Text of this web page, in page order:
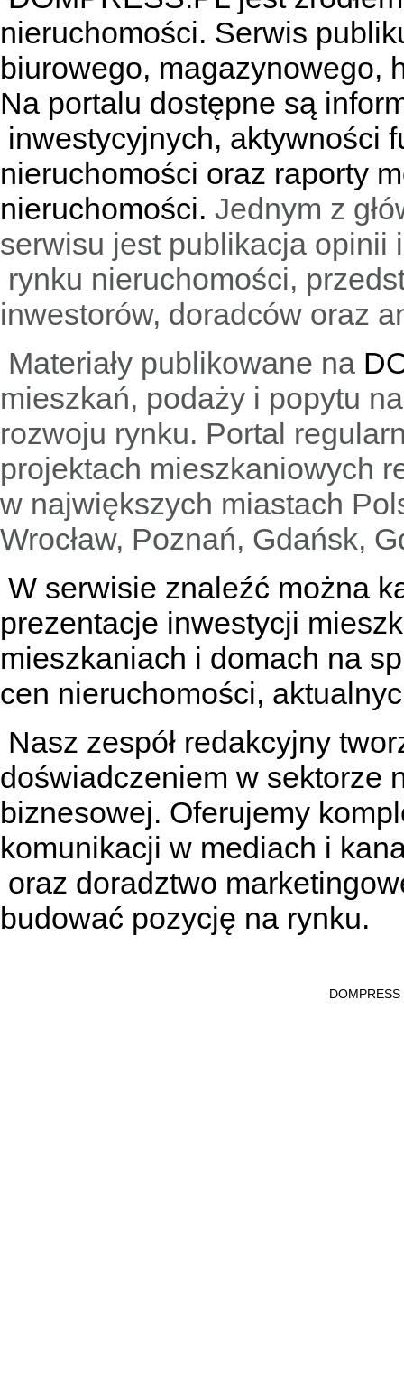
nieruchomości. Serwis
biurowego, magazynowego,
Na portalu dostępne są
inwestycyjnych, aktywności
nieruchomości oraz raporty
nieruchomości. Jednym z
serwisu jest publikacja
rynku nieruchomości,
inwestorów, doradców oraz
Materiały publikowane na
mieszkań, podaży i popytu
rozwoju rynku. Portal
projektach mieszkaniowych
w największych miastach
Wrocław, Poznań, Gdańsk,
W serwisie znaleźć można
prezentacje inwestycji
mieszkaniach i domach na
cen nieruchomości,
Nasz zespół redakcyjny
doświadczeniem w sektorze
biznesowej. Oferujemy
komunikacji w mediach i
oraz doradztwo
budować pozycję na rynku.